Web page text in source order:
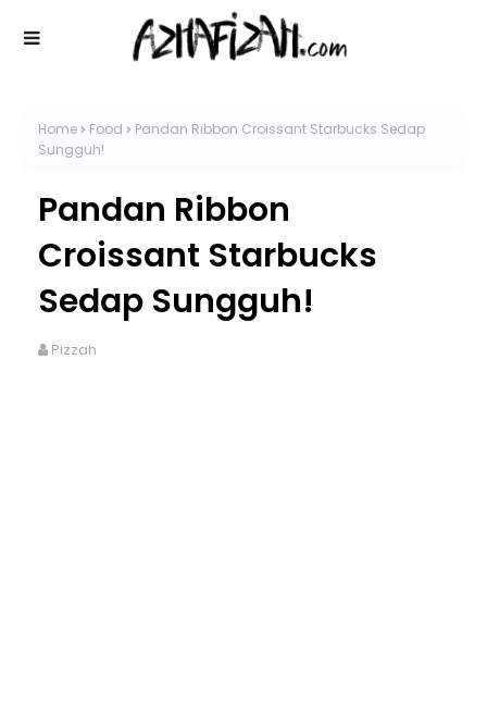
Home Food
Pandan Ribbon Croissant Starbucks Sedap
Sungguh!
Pandan Ribbon
Croissant Starbucks
Sedap Sungguh!
Pizzah